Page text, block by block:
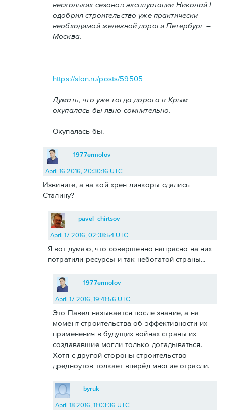
нескольких сезонов эксплуатации Николай I
одобрил строительство уже практически
необходимой железной дороги Петербург –
Москва.
https://slon.ru/posts/59505
Думать, что уже тогда дорога в Крым
окупалась бы явно сомнительно.
Окупалась бы.
1977ermolov
April 16 2016, 20:30:16 UTC
Извините, а на кой хрен линкоры сдались
Сталину?
pavel_chirtsov
April 17 2016, 02:38:54 UTC
Я вот думаю, что совершенно напрасно на них
потратили ресурсы и так небогатой страны...
1977ermolov
April 17 2016, 19:41:56 UTC
Это Павел называется после знание, а на
момент строительства об эффективности их
применения в будущих войнах страны их
создававшие могли только догадываться.
Хотя с другой стороны строительство
дредноутов толкает вперёд многие отрасли.
byruk
April 18 2016, 11:03:36 UTC